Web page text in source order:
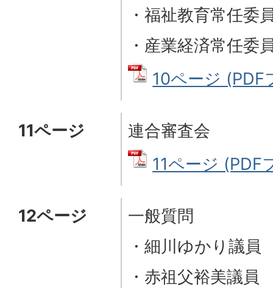
・福祉教育常任委
・産業経済常任委
10ページ
11ページ
連合審査会
11ページ (PDF
12ページ
一般質問
・細川ゆかり議員
・赤祖父裕美議員